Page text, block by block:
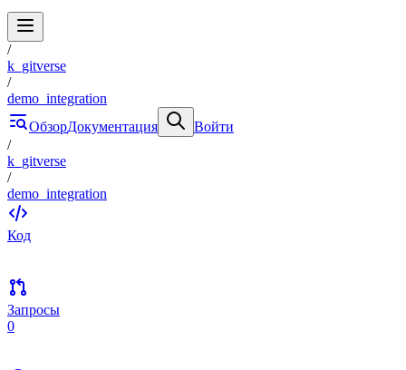
/
k_gitverse
/
demo_integration
ОбзорДокументация
Войти
/
k_gitverse
/
demo_integration
Код
Запросы
0